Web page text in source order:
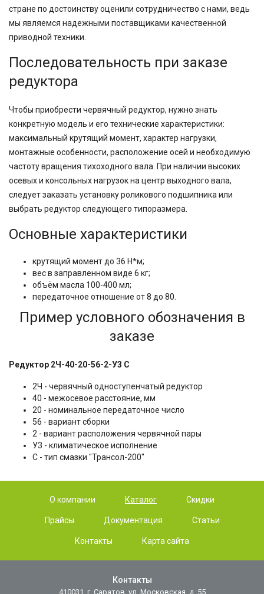
стране по достоинству оценили сотрудничество с нами, ведь
мы являемся надежными поставщиками качественной
приводной техники.
Последовательность при заказе
редуктора
Чтобы приобрести червячный редуктор, нужно знать
конкретную модель и его технические характеристики:
максимальный крутящий момент, характер нагрузки,
монтажные особенности, расположение осей и необходимую
частоту вращения тихоходного вала. При наличии высоких
осевых и консольных нагрузок на центр выходного вала,
следует заказать установку роликового подшипника или
выбрать редуктор следующего типоразмера.
Основные характеристики
крутящий момент до 36 Н*м;
вес в заправленном виде 6 кг;
объём масла 100-400 мл;
передаточное отношение от 8 до 80.
Пример условного обозначения в
заказе
Редуктор 2Ч-40-20-56-2-У3 С
2Ч - червячный одноступенчатый редуктор
40 - межосевое расстояние, мм
20 - номинальное передаточное число
56 - вариант сборки
2 - вариант расположения червячной пары
У3 - климатическое исполнение
С - тип смазки "Трансол-200"
О компании Каталог Скидки
Прайсы Документация Статьи
Контакты Карта сайта
Контакты
410031, г. Саратов, ул. Московская, д. 55